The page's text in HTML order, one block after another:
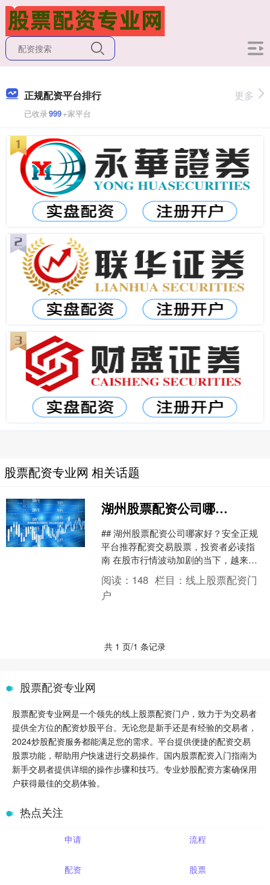
正规配资平台排行
已收录999+家平台
更多
股票配资专业网 相关话题
湖州股票配资公司哪家好？安全正规平台推荐
## 湖州股票配资公司哪家好？安全正规
平台推荐配资交易股票，投资者必读指
南 在股市行情波动加剧的当下，越来越
多的湖州投资者开始关注股票配资这一
杠杆工具，希望通过....
阅读： 148 栏目：线上股票配资门
户
共 1 页/1 条记录
股票配资专业网
股票配资专业网是一个领先的线上股票配资门户，致力于为交易者
提供全方位的配资炒股平台。无论您是新手还是有经验的交易者，
2024炒股配资服务都能满足您的需求。平台提供便捷的配资交易
股票功能，帮助用户快速进行交易操作。国内股票配资入门指南为
新手交易者提供详细的操作步骤和技巧。专业炒股配资方案确保用
户获得最佳的交易体验。
热点关注
申请 流程
配资 股票